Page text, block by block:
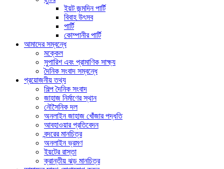
ইয়ট জন্মদিন পার্টি
বিবাহ উৎসব
পার্টি
কোম্পানীর পার্টি
আমাদের সম্বন্ধে
মক্কেল
সুপারিশ এবং প্রামাণিক সাক্ষ্য
দৈনিক সংবাদ সম্বন্ধে
প্রয়োজনীয় তথ্য
শিল্প দৈনিক সংবাদ
জাহাজ নির্মাণের স্থান
নৌসৈনিক দল
অনলাইন জাহাজ খোঁজার পদ্ধতি
আবহাওয়ার প্রতিবেদন
বন্দরের মানচিত্র
অনলাইন ভ্রমণ
ইয়টের রাস্তা
ক্রান্তীয় ঝড় মানচিত্র